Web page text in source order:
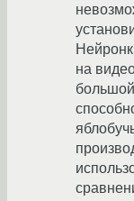
на